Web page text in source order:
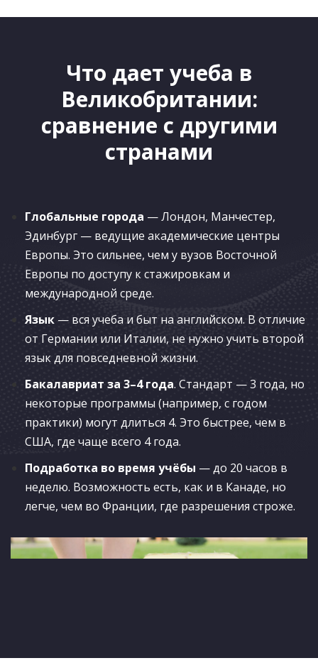
Что дает учеба в
Великобритании:
сравнение с другими
странами
Глобальные города — Лондон, Манчестер,
Эдинбург — ведущие академические центры
Европы. Это сильнее, чем у вузов Восточной
Европы по доступу к стажировкам и
международной среде.
Язык — вся учеба и быт на английском. В отличие
от Германии или Италии, не нужно учить второй
язык для повседневной жизни.
Бакалавриат за 3–4 года. Стандарт — 3 года, но
некоторые программы (например, с годом
практики) могут длиться 4. Это быстрее, чем в
США, где чаще всего 4 года.
Подработка во время учёбы — до 20 часов в
неделю. Возможность есть, как и в Канаде, но
легче, чем во Франции, где разрешения строже.